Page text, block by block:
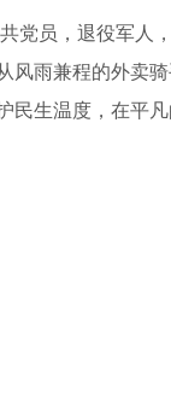
员，退役军人，
风雨兼程的外卖
民生温度，在平